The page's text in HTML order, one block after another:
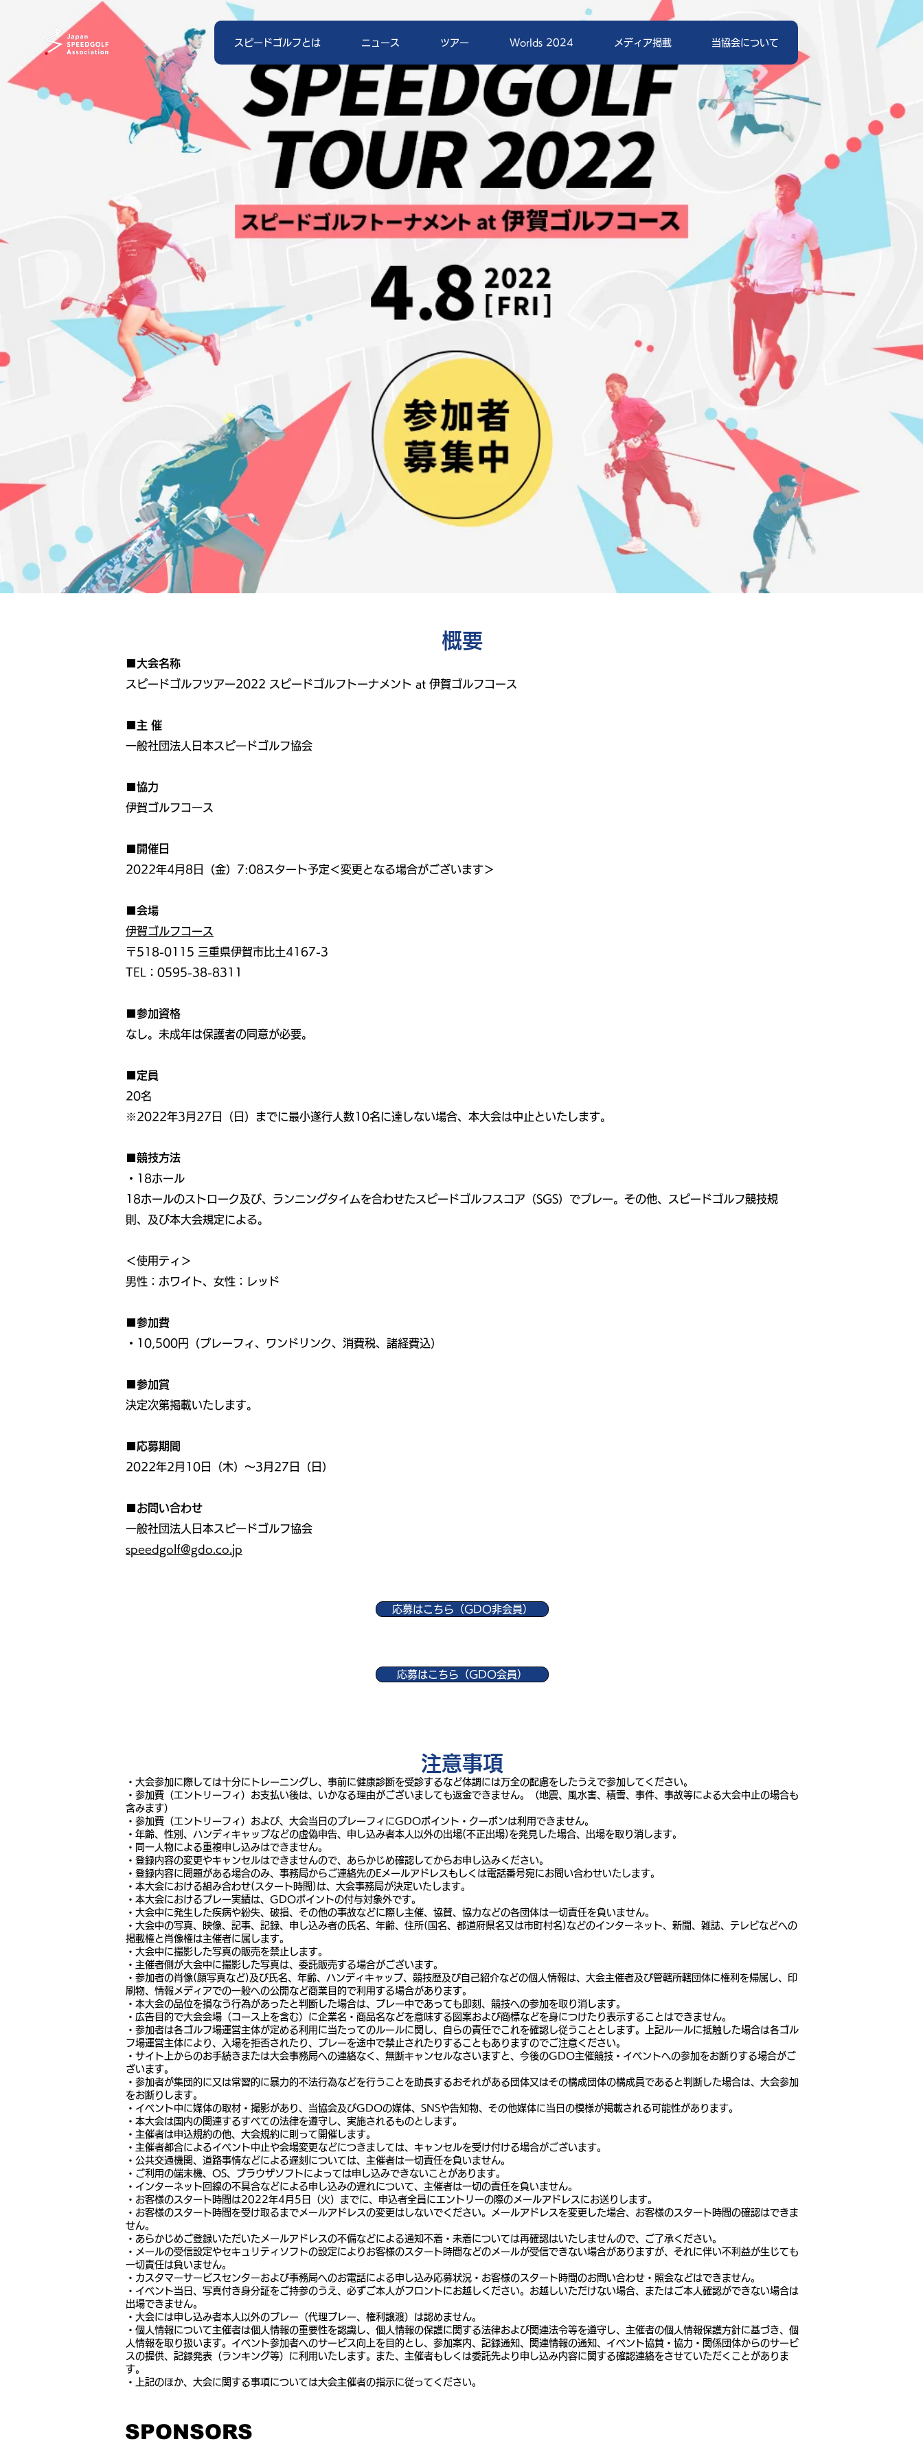
スピードゴルフとは ニュース ツアー Worlds 2024 メディア掲載 当協会について
​概要
■大会名称
スピードゴルフツアー2022 スピードゴルフトーナメント at 伊賀ゴルフコース
■主 催
一般社団法人日本スピードゴルフ協会
■協力
伊賀ゴルフコース
■開催日
2022年4月8日（金）7:08スタート予定＜変更となる場合がございます＞
■会場
伊賀ゴルフコース
〒518-0115 三重県伊賀市比土4167-3
TEL：0595-38-8311
■参加資格
なし。未成年は保護者の同意が必要。
■定員
20名
※2022年3月27日（日）までに最小遂行人数10名に達しない場合、本大会は中止といたします。
■競技方法
・18ホール
18ホールのストローク及び、ランニングタイムを合わせたスピードゴルフスコア（SGS）でプレー。その他、スピードゴルフ競技規
則、及び本大会規定による。
＜使用ティ＞
男性：ホワイト、女性：レッド
■参加費
・10,500円（プレーフィ、ワンドリンク、消費税、諸経費込）
■参加賞
決定次第掲載いたします。
■応募期間
2022年2月10日（木）〜3月27日（日）
■お問い合わせ
一般社団法人日本スピードゴルフ協会
speedgolf@gdo.co.jp
応募はこちら（GDO非会員）
応募はこちら（GDO会員）
​注意事項
・大会参加に際しては十分にトレーニングし、事前に健康診断を受診するなど体調には万全の配慮をしたうえで参加してください。
・参加費（エントリーフィ）お支払い後は、いかなる理由がございましても返金できません。（地震、風水害、積雪、事件、事故等による大会中止の場合も
含みます）
・参加費（エントリーフィ）および、大会当日のプレーフィにGDOポイント・クーポンは利用できません。
・年齢、性別、ハンディキャップなどの虚偽申告、申し込み者本人以外の出場(不正出場)を発見した場合、出場を取り消します。
・同一人物による重複申し込みはできません。
・登録内容の変更やキャンセルはできませんので、あらかじめ確認してからお申し込みください。
・登録内容に問題がある場合のみ、事務局からご連絡先のEメールアドレスもしくは電話番号宛にお問い合わせいたします。
・本大会における組み合わせ(スタート時間)は、大会事務局が決定いたします。
・本大会におけるプレー実績は、GDOポイントの付与対象外です。
・大会中に発生した疾病や紛失、破損、その他の事故などに際し主催、協賛、協力などの各団体は一切責任を負いません。
・大会中の写真、映像、記事、記録、申し込み者の氏名、年齢、住所(国名、都道府県名又は市町村名)などのインターネット、新聞、雑誌、テレビなどへの
掲載権と肖像権は主催者に属します。
・大会中に撮影した写真の販売を禁止します。
・主催者側が大会中に撮影した写真は、委託販売する場合がございます。
・参加者の肖像(顔写真など)及び氏名、年齢、ハンディキャップ、競技歴及び自己紹介などの個人情報は、大会主催者及び管轄所轄団体に権利を帰属し、印
刷物、情報メディアでの一般への公開など商業目的で利用する場合があります。
・本大会の品位を損なう行為があったと判断した場合は、プレー中であっても即刻、競技への参加を取り消します。
・広告目的で大会会場（コース上を含む）に企業名・商品名などを意味する図案および商標などを身につけたり表示することはできません。
・参加者は各ゴルフ場運営主体が定める利用に当たってのルールに関し、自らの責任でこれを確認し従うこととします。上記ルールに抵触した場合は各ゴル
フ場運営主体により、入場を拒否されたり、プレーを途中で禁止されたりすることもありますのでご注意ください。
・サイト上からのお手続きまたは大会事務局への連絡なく、無断キャンセルなさいますと、今後のGDO主催競技・イベントへの参加をお断りする場合がご
ざいます。
・参加者が集団的に又は常習的に暴力的不法行為などを行うことを助長するおそれがある団体又はその構成団体の構成員であると判断した場合は、大会参加
をお断りします。
・イベント中に媒体の取材・撮影があり、当協会及びGDOの媒体、SNSや告知物、その他媒体に当日の模様が掲載される可能性があります。
・本大会は国内の関連するすべての法律を遵守し、実施されるものとします。
・主催者は申込規約の他、大会規約に則って開催します。
・主催者都合によるイベント中止や会場変更などにつきましては、キャンセルを受け付ける場合がございます。
・公共交通機関、道路事情などによる遅刻については、主催者は一切責任を負いません。
・ご利用の端末機、OS、ブラウザソフトによっては申し込みできないことがあります。
・インターネット回線の不具合などによる申し込みの遅れについて、主催者は一切の責任を負いません。
・お客様のスタート時間は2022年4月5日（火）までに、申込者全員にエントリーの際のメールアドレスにお送りします。
・お客様のスタート時間を受け取るまでメールアドレスの変更はしないでください。メールアドレスを変更した場合、お客様のスタート時間の確認はできま
せん。
・あらかじめご登録いただいたメールアドレスの不備などによる通知不着・未着については再確認はいたしませんので、ご了承ください。
・メールの受信設定やセキュリティソフトの設定によりお客様のスタート時間などのメールが受信できない場合がありますが、それに伴い不利益が生じても
一切責任は負いません。
・カスタマーサービスセンターおよび事務局へのお電話による申し込み応募状況・お客様のスタート時間のお問い合わせ・照会などはできません。
・イベント当日、写真付き身分証をご持参のうえ、必ずご本人がフロントにお越しください。お越しいただけない場合、またはご本人確認ができない場合は
出場できません。
・大会には申し込み者本人以外のプレー（代理プレー、権利譲渡）は認めません。
・個人情報について主催者は個人情報の重要性を認識し、個人情報の保護に関する法律および関連法令等を遵守し、主催者の個人情報保護方針に基づき、個
人情報を取り扱います。イベント参加者へのサービス向上を目的とし、参加案内、記録通知、関連情報の通知、イベント協賛・協力・関係団体からのサービ
スの提供、記録発表（ランキング等）に利用いたします。また、主催者もしくは委託先より申し込み内容に関する確認連絡をさせていただくことがありま
す。
・上記のほか、大会に関する事項については大会主催者の指示に従ってください。
SPONSORS